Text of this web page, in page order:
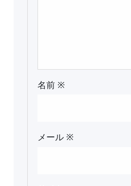
名前 ※
メール ※